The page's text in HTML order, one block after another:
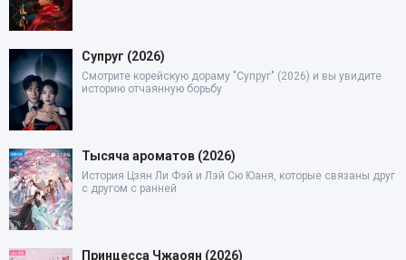
Супруг (2026)
Смотрите корейскую дораму "Супруг" (2026) и вы увидите
историю отчаянную борьбу
Тысяча ароматов (2026)
История Цзян Ли Фэй и Лэй Сю Юаня, которые связаны друг
с другом с ранней
Принцесса Чжаоян (2026)